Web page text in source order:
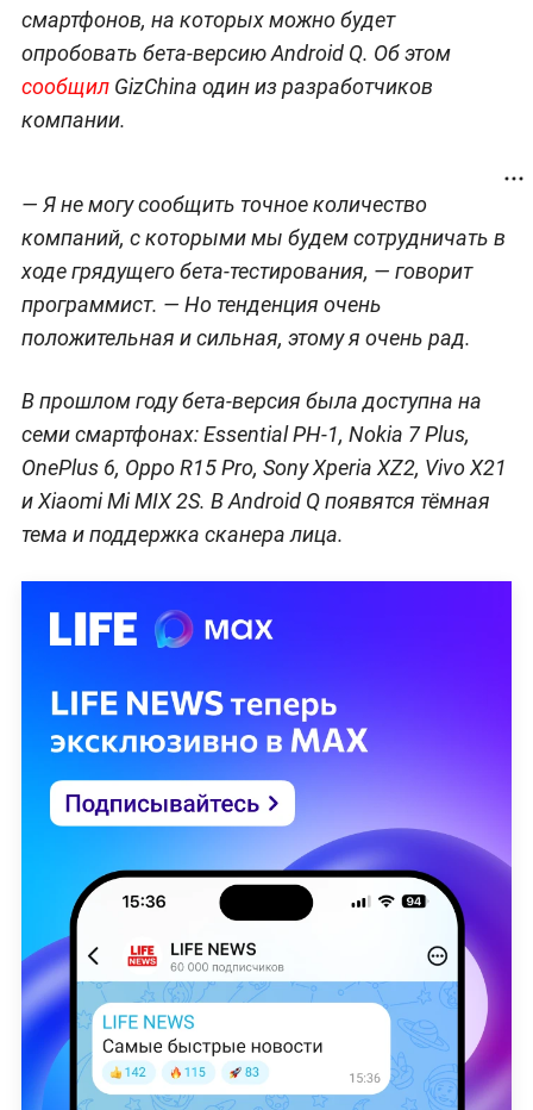
смартфонов, на которых можно будет
опробовать бета-версию Android Q. Об этом
сообщилGizChina один из разработчиков
компании.
— Я не могу сообщить точное количество
компаний, с которыми мы будем сотрудничать в
ходе грядущего бета-тестирования, — говорит
программист. — Но тенденция очень
положительная и сильная, этому я очень рад.
В прошлом году бета-версия была доступна на
семи смартфонах: Essential PH-1, Nokia 7 Plus,
OnePlus 6, Oppo R15 Pro, Sony Xperia XZ2, Vivo X21
и Xiaomi Mi MIX 2S. В Android Q появятся тёмная
тема и поддержка сканера лица.